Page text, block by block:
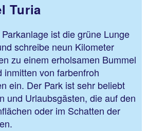
Turia
ist die grüne Lunge
schreibe neun Kilometer
zu einem erholsamen Bummel
inmitten von farbenfroh
ein. Der Park ist sehr beliebt
und Urlaubsgästen, die auf den
oder im Schatten der